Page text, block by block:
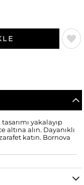
yakalayıp
alın. Dayanıklı
katın. Bornova